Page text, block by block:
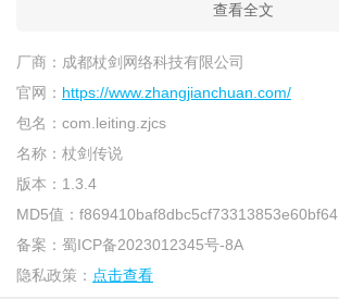
查看全文
厂商： 成都杖剑网络科技有限公司
官网： https://www.zhangjianchuan.com/
包名： com.leiting.zjcs
名称： 杖剑传说
版本： 1.3.4
MD5值： f869410baf8dbc5cf73313853e60bf64
备案： 蜀ICP备2023012345号-8A
隐私政策： 点击查看